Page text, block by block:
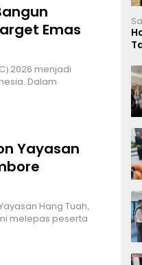
Emas
2026 menjadi
Dalam
Yayasan
Hang Tuah,
melepas peserta